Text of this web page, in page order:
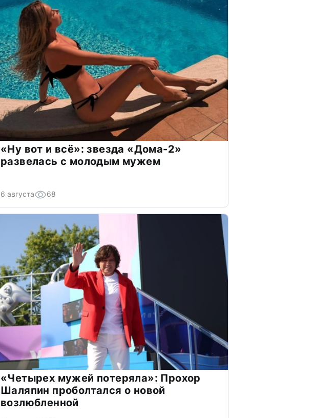
«Ну вот и всё»: звезда «Дома-2»
развелась с молодым мужем
6 августа 68
«Четырех мужей потеряла»: Прохор
Шаляпин проболтался о новой
возлюбленной